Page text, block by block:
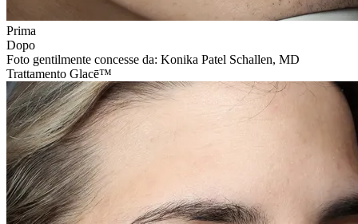
Prima
Dopo
Foto gentilmente concesse da: Konika Patel Schallen, MD
Trattamento Glacē™